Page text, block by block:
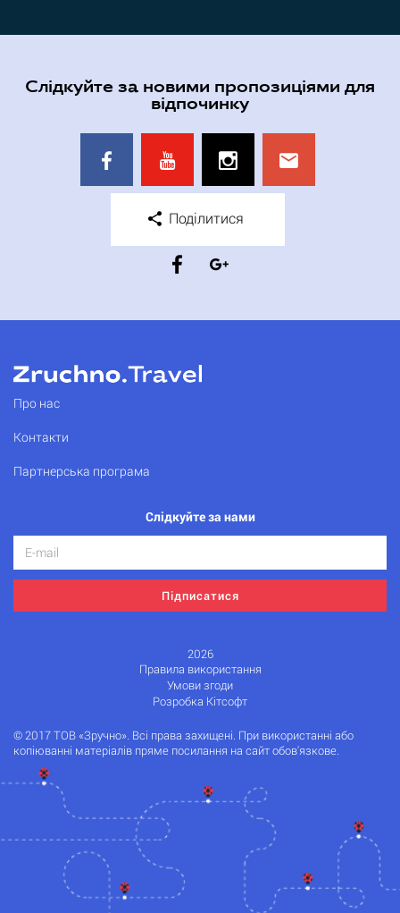
Слідкуйте за новими пропозиціями для
відпочинку
Поділитися
Про нас
Контакти
Партнерська програма
Слідкуйте за нами
Підписатися
2026
Правила використання
Умови згоди
Розробка Кітсофт
© 2017 ТОВ «Зручно». Всі права захищені. При використанні або
копіюванні матеріалів пряме посилання на сайт обов'язкове.